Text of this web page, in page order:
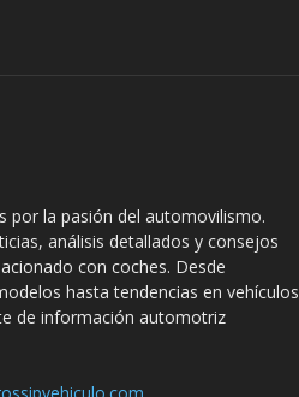
por la pasión del automovilismo.
análisis detallados y consejos
con coches. Desde
hasta tendencias en vehículos
de información automotriz